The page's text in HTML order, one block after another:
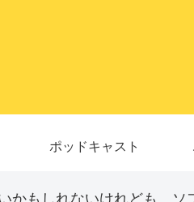
ポッドキャスト
かもしれないけれども、